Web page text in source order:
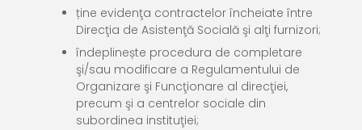
ține evidenţa contractelor încheiate între
Direcţia de Asistenţă Socială şi alţi furnizori;
îndeplinește procedura de completare
şi/sau modificare a Regulamentului de
Organizare şi Funcţionare al direcţiei,
precum şi a centrelor sociale din
subordinea instituţiei;